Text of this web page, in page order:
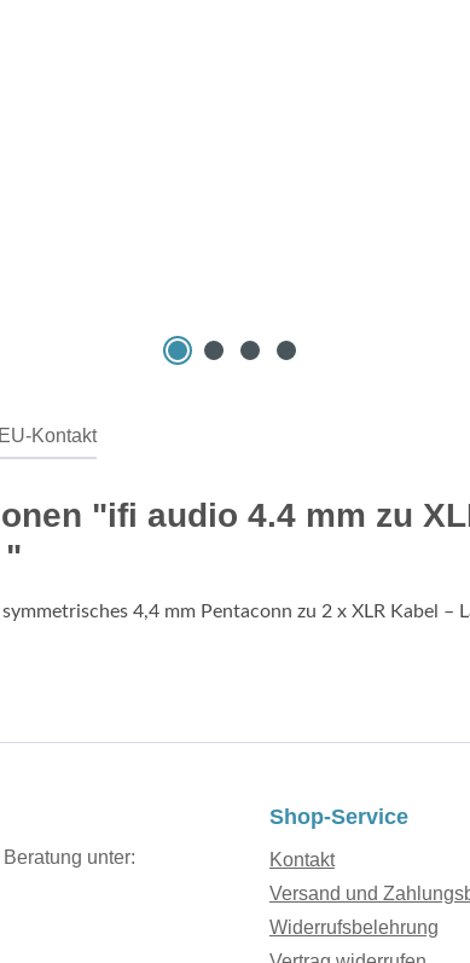
Kontakt
"ifi audio 4.4 mm zu
"
4,4 mm Pentaconn zu 2 x XLR Kabel –
unter:
Shop-Service
Kontakt
Versand und
Widerrufsbelehrung